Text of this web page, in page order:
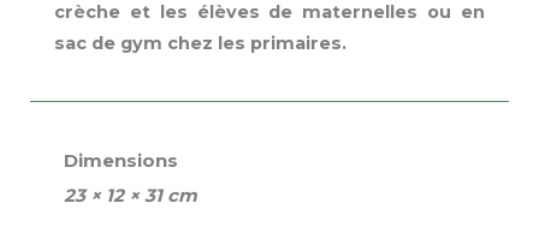
crèche et les élèves de maternelles ou en
sac de gym chez les primaires.
Dimensions
23 × 12 × 31 cm